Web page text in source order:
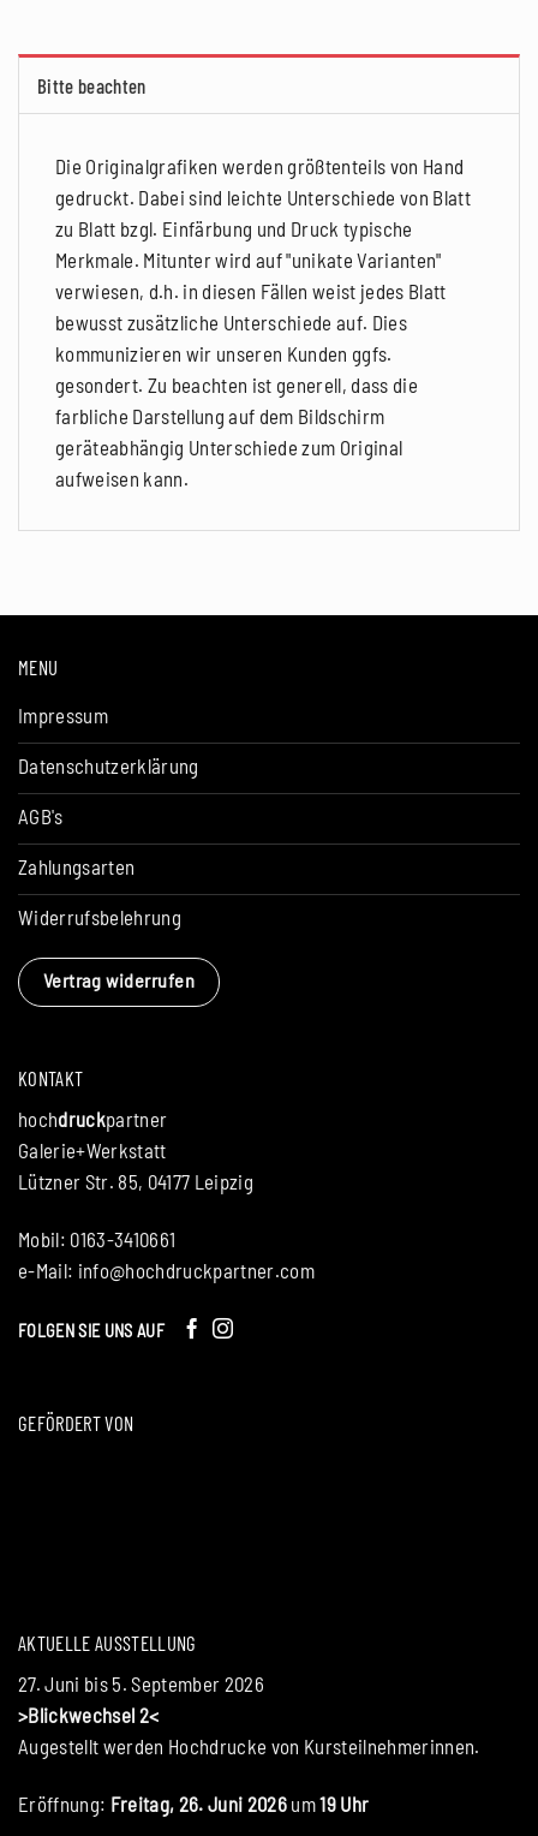
Bitte beachten
Die Originalgrafiken werden größtenteils von Hand
gedruckt. Dabei sind leichte Unterschiede von Blatt
zu Blatt bzgl. Einfärbung und Druck typische
Merkmale. Mitunter wird auf "unikate Varianten"
verwiesen, d.h. in diesen Fällen weist jedes Blatt
bewusst zusätzliche Unterschiede auf. Dies
kommunizieren wir unseren Kunden ggfs.
gesondert. Zu beachten ist generell, dass die
farbliche Darstellung auf dem Bildschirm
geräteabhängig Unterschiede zum Original
aufweisen kann.
KONTAKT
hochdruckpartner
Galerie+Werkstatt
Lützner Str. 85, 04177 Leipzig
Mobil: 0163-3410661
e-Mail: info@hochdruckpartner.com
FOLGEN SIE UNS AUF
GEFÖRDERT VON
AKTUELLE AUSSTELLUNG
27. Juni bis 5. September 2026
>Blickwechsel 2<
Augestellt werden Hochdrucke von Kursteilnehmerinnen.
Eröffnung: Freitag, 26. Juni 2026 um19 Uhr
MENU
Impressum
Datenschutzerklärung
AGB's
Zahlungsarten
Widerrufsbelehrung
Vertrag widerrufen